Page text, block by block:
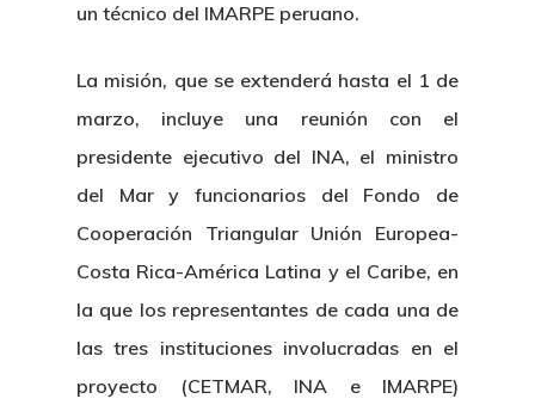
un técnico del IMARPE peruano.
La misión, que se extenderá hasta el 1 de
marzo, incluye una reunión con el
presidente ejecutivo del INA, el ministro
del Mar y funcionarios del Fondo de
Cooperación Triangular Unión Europea-
Costa Rica-América Latina y el Caribe, en
la que los representantes de cada una de
las tres instituciones involucradas en el
proyecto (CETMAR, INA e IMARPE)